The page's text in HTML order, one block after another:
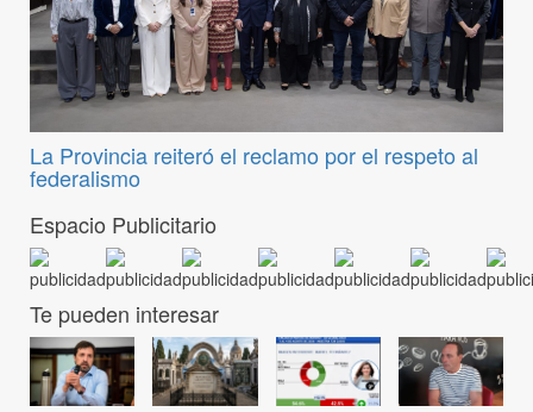
La Provincia reiteró el reclamo por el respeto al
federalismo
Espacio Publicitario
Te pueden interesar